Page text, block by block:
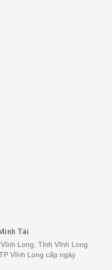
Tài
Long, Tỉnh Vĩnh Long
Vĩnh Long cấp ngày